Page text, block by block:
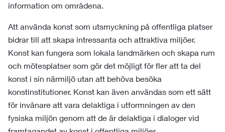
information om områdena.
Att använda konst som utsmyckning på offentliga platser
bidrar till att skapa intressanta och attraktiva miljöer.
Konst kan fungera som lokala landmärken och skapa rum
och mötesplatser som gör det möjligt för fler att ta del
konst i sin närmiljö utan att behöva besöka
konstinstitutioner. Konst kan även användas som ett sätt
för invånare att vara delaktiga i utformningen av den
fysiska miljön genom att de är delaktiga i dialoger vid